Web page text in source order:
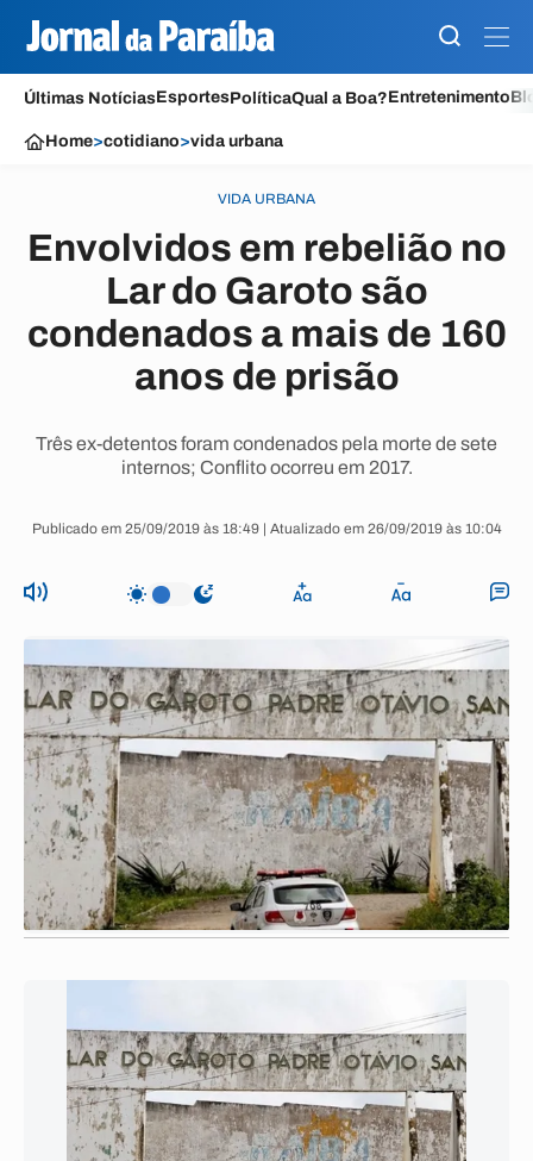
Últimas NotíciasEsportesPolíticaQual a Boa?Entretenimento
Home>cotidiano>vida urbana
VIDA URBANA
Envolvidos em rebelião no
Lar do Garoto são
condenados a mais de 160
anos de prisão
Três ex-detentos foram condenados pela morte de sete
internos; Conflito ocorreu em 2017.
Publicado em 25/09/2019 às 18:49 | Atualizado em 26/09/2019 às 10:04